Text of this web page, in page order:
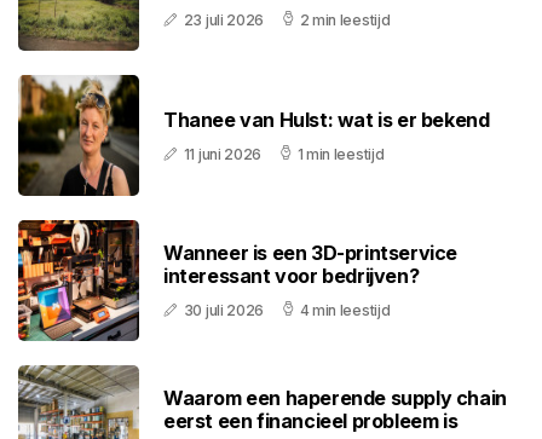
23 juli 2026 2 min leestijd
Thanee van Hulst: wat is er bekend
11 juni 2026 1 min leestijd
Wanneer is een 3D-printservice
interessant voor bedrijven?
30 juli 2026 4 min leestijd
Waarom een haperende supply chain
eerst een financieel probleem is